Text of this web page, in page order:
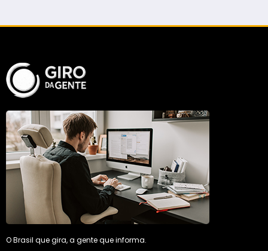
O Brasil que gira, a gente que informa.